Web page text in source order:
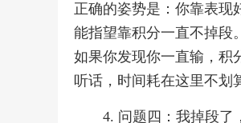
正确的姿势是：你靠表现
能指望靠积分一直不掉段
如果你发现你一直输，积
听话，时间耗在这里不划
4. 问题四：我掉段了